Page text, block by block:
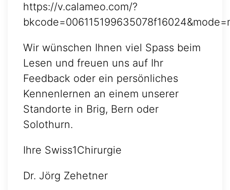
https://v.calameo.com/?
Wir wünschen Ihnen viel Spass beim
Lesen und freuen uns auf Ihr
Feedback oder ein persönliches
Kennenlernen an einem unserer
Standorte in Brig, Bern oder
Solothurn.
Ihre Swiss1Chirurgie
Dr. Jörg Zehetner